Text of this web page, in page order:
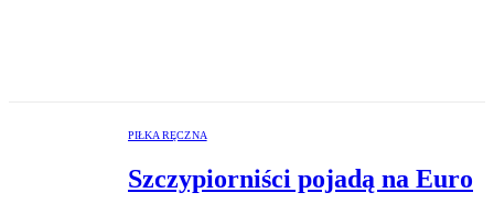
PIŁKA RĘCZNA
Szczypiorniści pojadą na Euro